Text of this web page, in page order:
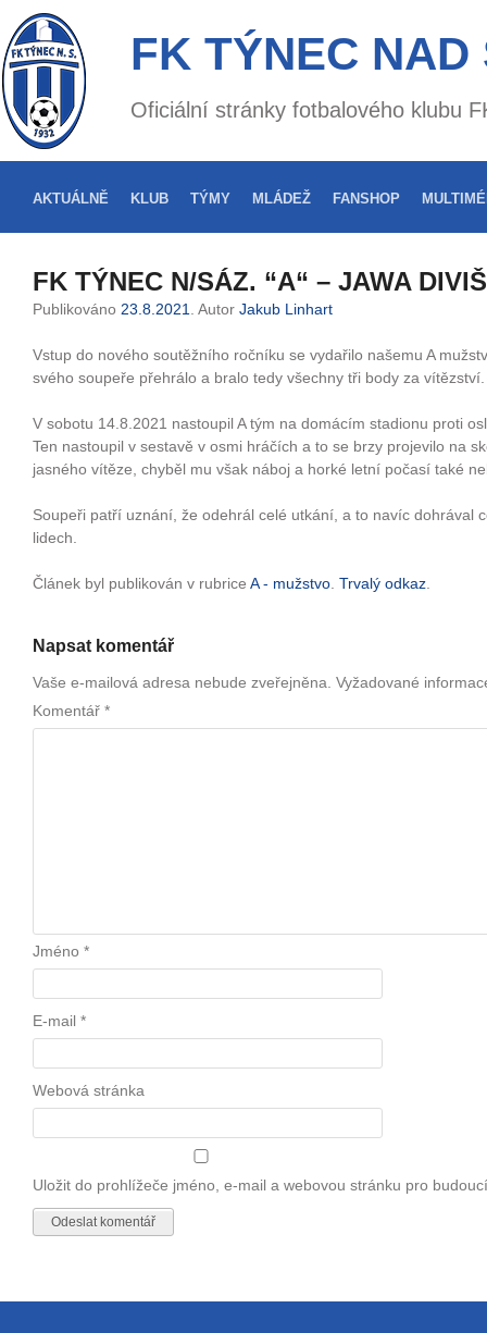
FK TÝNEC NAD
Oficiální stránky fotbalového klubu
AKTUÁLNĚ KLUB TÝMY MLÁDEŽ FANSHOP
FK TÝNEC N/SÁZ. “A“ – JAWA
Publikováno 23.8.2021 . Autor Jakub Linhart
Vstup do nového soutěžního ročníku se vydařilo našemu A
svého soupeře přehrálo a bralo tedy všechny tři body za vítězství.
V sobotu 14.8.2021 nastoupil A tým na domácím stadionu proti
Ten nastoupil v sestavě v osmi hráčích a to se brzy projevilo na
jasného vítěze, chyběl mu však náboj a horké letní počasí také
Soupeři patří uznání, že odehrál celé utkání, a to navíc dohrával
lidech.
Článek byl publikován v rubrice A - mužstvo Trvalý odkaz
Napsat komentář
Vaše e-mailová adresa nebude zveřejněna. Vyžadované
Komentář *
Jméno *
E-mail *
Webová stránka
Uložit do prohlížeče jméno, e-mail a webovou stránku pro